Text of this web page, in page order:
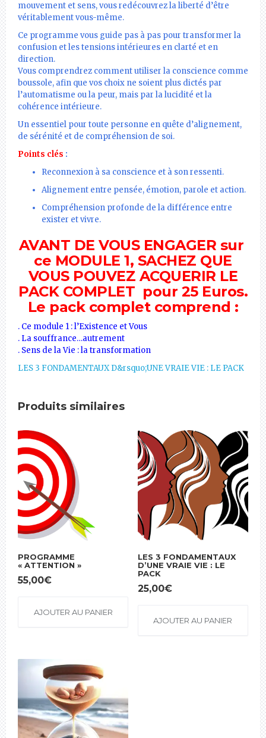
mouvement et sens, vous redécouvrez la liberté d’être
véritablement vous-même.
Ce programme vous guide pas à pas pour transformer la
confusion et les tensions intérieures en clarté et en
direction.
Vous comprendrez comment utiliser la conscience comme
boussole, afin que vos choix ne soient plus dictés par
l’automatisme ou la peur, mais par la lucidité et la
cohérence intérieure.
Un essentiel pour toute personne en quête d’alignement,
de sérénité et de compréhension de soi.
Points clés :
Reconnexion à sa conscience et à son ressenti.
Alignement entre pensée, émotion, parole et action.
Compréhension profonde de la différence entre
exister et vivre.
AVANT DE VOUS ENGAGER sur
ce MODULE 1, SACHEZ QUE
VOUS POUVEZ ACQUERIR LE
PACK COMPLET pour 25 Euros.
Le pack complet comprend :
. Ce module 1 : l’Existence et Vous
. La souffrance…autrement
. Sens de la Vie : la transformation
LES 3 FONDAMENTAUX D&rsquo;UNE VRAIE VIE : LE PACK
Produits similaires
PROGRAMME
« ATTENTION »
55,00€
AJOUTER AU PANIER
LES 3 FONDAMENTAUX
D’UNE VRAIE VIE : LE
PACK
25,00€
AJOUTER AU PANIER